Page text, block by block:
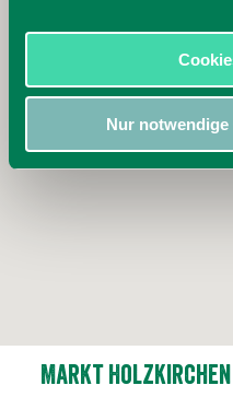
Nur
Markt Holzkirchen